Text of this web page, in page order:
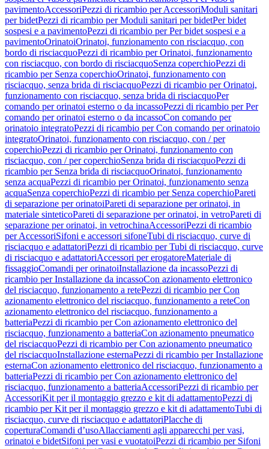
pavimentoAccessoriPezzi di ricambio per AccessoriModuli sanitari
per bidetPezzi di ricambio per Moduli sanitari per bidetPer bidet
sospesi e a pavimentoPezzi di ricambio per Per bidet sospesi e a
pavimentoOrinatoiOrinatoi, funzionamento con risciacquo, con
bordo di risciacquoPezzi di ricambio per Orinatoi, funzionamento
con risciacquo, con bordo di risciacquoSenza coperchioPezzi di
ricambio per Senza coperchioOrinatoi, funzionamento con
risciacquo, senza brida di risciacquoPezzi di ricambio per Orinatoi,
funzionamento con risciacquo, senza brida di risciacquoPer
comando per orinatoi esterno o da incassoPezzi di ricambio per Per
comando per orinatoi esterno o da incassoCon comando per
orinatoio integratoPezzi di ricambio per Con comando per orinatoio
integratoOrinatoi, funzionamento con risciacquo, con / per
coperchioPezzi di ricambio per Orinatoi, funzionamento con
risciacquo, con / per coperchioSenza brida di risciacquoPezzi di
ricambio per Senza brida di risciacquoOrinatoi, funzionamento
senza acquaPezzi di ricambio per Orinatoi, funzionamento senza
acquaSenza coperchioPezzi di ricambio per Senza coperchioPareti
di separazione per orinatoiPareti di separazione per orinatoi, in
materiale sinteticoPareti di separazione per orinatoi, in vetroPareti di
separazione per orinatoi, in vetrochinaAccessoriPezzi di ricambio
per AccessoriSifoni e accessori sifoneTubi di risciacquo, curve di
risciacquo e adattatoriPezzi di ricambio per Tubi di risciacquo, curve
di risciacquo e adattatoriAccessori per erogatoreMateriale di
fissaggioComandi per orinatoiInstallazione da incassoPezzi di
ricambio per Installazione da incassoCon azionamento elettronico
del risciacquo, funzionamento a retePezzi di ricambio per Con
azionamento elettronico del risciacquo, funzionamento a reteCon
azionamento elettronico del risciacquo, funzionamento a
batteriaPezzi di ricambio per Con azionamento elettronico del
risciacquo, funzionamento a batteriaCon azionamento pneumatico
del risciacquoPezzi di ricambio per Con azionamento pneumatico
del risciacquoInstallazione esternaPezzi di ricambio per Installazione
esternaCon azionamento elettronico del risciacquo, funzionamento a
batteriaPezzi di ricambio per Con azionamento elettronico del
risciacquo, funzionamento a batteriaAccessoriPezzi di ricambio per
AccessoriKit per il montaggio grezzo e kit di adattamentoPezzi di
ricambio per Kit per il montaggio grezzo e kit di adattamentoTubi di
risciacquo, curve di risciacquo e adattatoriPlacche di
coperturaComandi d’usoAllacciamenti agli apparecchi per vasi,
orinatoi e bidetSifoni per vasi e vuotatoiPezzi di ricambio per Sifoni